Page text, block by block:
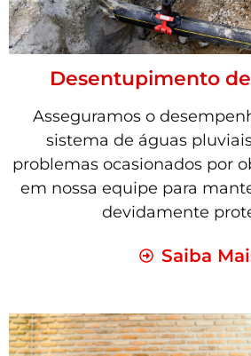
Desentupimento
Asseguramos o
sistema de águas
problemas ocasionados por
em nossa equipe para
devidamente
Saiba